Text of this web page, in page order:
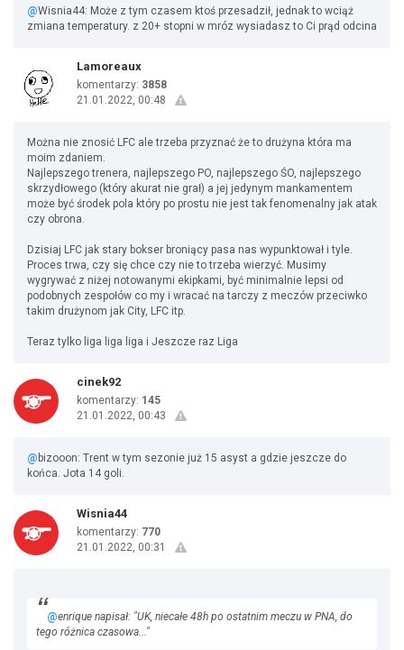
@Wisnia44: Może z tym czasem ktoś przesadził, jednak to wciąż
zmiana temperatury. z 20+ stopni w mróz wysiadasz to Ci prąd odcina
Lamoreaux
komentarzy: 3858
21.01.2022, 00:48
Można nie znosić LFC ale trzeba przyznać że to drużyna która ma
moim zdaniem.
Najlepszego trenera, najlepszego PO, najlepszego ŚO, najlepszego
skrzydłowego (który akurat nie grał) a jej jedynym mankamentem
może być środek pola który po prostu nie jest tak fenomenalny jak atak
czy obrona.
Dzisiaj LFC jak stary bokser broniący pasa nas wypunktował i tyle.
Proces trwa, czy się chce czy nie to trzeba wierzyć. Musimy
wygrywać z niżej notowanymi ekipkami, być minimalnie lepsi od
podobnych zespołów co my i wracać na tarczy z meczów przeciwko
takim drużynom jak City, LFC itp.
Teraz tylko liga liga liga i Jeszcze raz Liga
cinek92
komentarzy: 145
21.01.2022, 00:43
@ bizooon: Trent w tym sezonie już 15 asyst a gdzie jeszcze do
końca. Jota 14 goli.
Wisnia44
komentarzy: 770
21.01.2022, 00:31
@enrique napisał: "UK, niecałe 48h po ostatnim meczu w PNA, do
tego różnica czasowa..."